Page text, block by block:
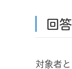
回
対象者